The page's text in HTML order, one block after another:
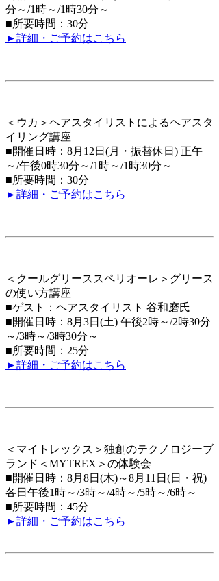
分～/1時～/1時30分～
■所要時間：30分
►詳細・ご予約はこちら
＜ウカ＞ ヘアスタイリストによるヘアスタ
イリング講座
■開催日時：8月12日(月・振替休日) 正午
～/午後0時30分～/1時～/1時30分～
■所要時間：30分
►詳細・ご予約はこちら
＜クールグリーススペリオーレ＞ グリース
の使い方講座
■ゲスト：ヘアスタイリスト 谷和磨氏
■開催日時：8月3日(土) 午後2時～/2時30分
～/3時～/3時30分～
■所要時間：25分
►詳細・ご予約はこちら
＜マイトレックス＞ 独創のテクノロジーブ
ランド＜MYTREX＞の体験会
■開催日時：8月8日(木)～8月11日(日・祝)
各日午後1時～/3時～/4時～/5時～/6時～
■所要時間：45分
►詳細・ご予約はこちら